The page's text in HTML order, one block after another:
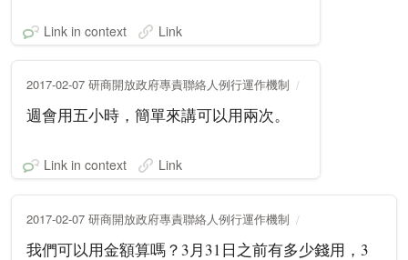
Link in context Link
2017-02-07 研商開放政府專責聯絡人例行運作機制
週會用五小時，簡單來講可以用兩次。
Link in context Link
2017-02-07 研商開放政府專責聯絡人例行運作機制
我們可以用金額算嗎？3月31日之前有多少錢用，3